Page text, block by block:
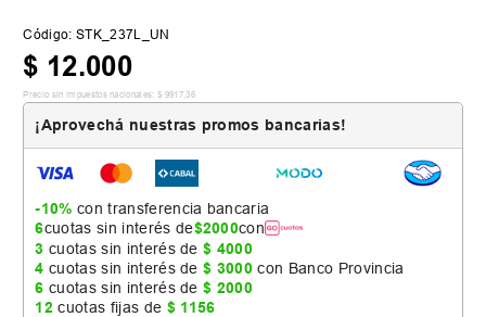
Código: STK_237L_UN
$ 12.000
Precio sin impuestos nacionales: $ 9917,36
¡Aprovechá nuestras promos bancarias!
-10% con transferencia bancaria
6cuotas sin interés de$2000con
3 cuotas sin interés de$ 4000
4 cuotas sin interés de$ 3000 con Banco Provincia
6 cuotas sin interés de$ 2000
12 cuotas fijas de $ 1156